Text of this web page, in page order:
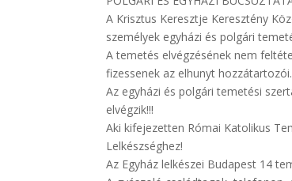
A Krisztus Keresztje Keresztény
személyek egyházi és polgári
A temetés elvégzésének nem
fizessenek az elhunyt hozzátartozói.
Az egyházi és polgári temetési
elvégzik!!!
Aki kifejezetten Római Katolikus
Lelkészséghez!
Az Egyház lelkészei Budapest 14